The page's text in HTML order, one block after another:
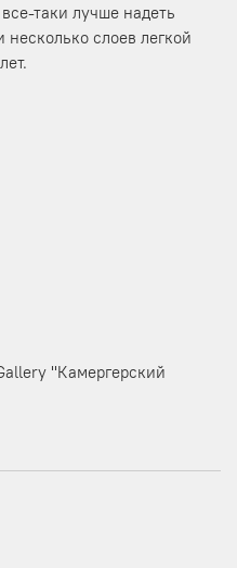
таки лучше надеть
слоев легкой
"Камергерский